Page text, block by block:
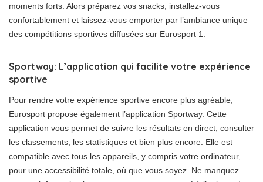
moments forts. Alors préparez vos snacks, installez-vous
confortablement et laissez-vous emporter par l’ambiance unique
des compétitions sportives diffusées sur Eurosport 1.
Sportway: L’application qui facilite votre expérience
sportive
Pour rendre votre expérience sportive encore plus agréable,
Eurosport propose également l’application Sportway. Cette
application vous permet de suivre les résultats en direct, consulter
les classements, les statistiques et bien plus encore. Elle est
compatible avec tous les appareils, y compris votre ordinateur,
pour une accessibilité totale, où que vous soyez. Ne manquez